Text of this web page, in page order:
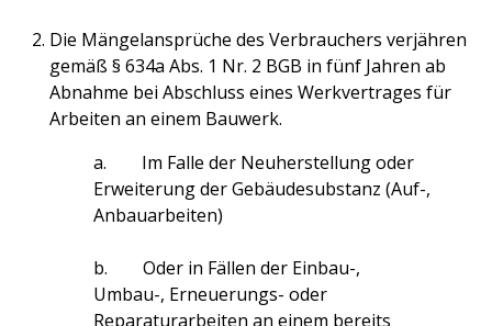
Die Mängelansprüche des Verbrauchers verjähren
gemäß § 634a Abs. 1 Nr. 2 BGB in fünf Jahren ab
Abnahme bei Abschluss eines Werkvertrages für
Arbeiten an einem Bauwerk.
a. Im Falle der Neuherstellung oder
Erweiterung der Gebäudesubstanz (Auf-,
Anbauarbeiten)
b. Oder in Fällen der Einbau-,
Umbau-, Erneuerungs- oder
Reparaturarbeiten an einem bereits